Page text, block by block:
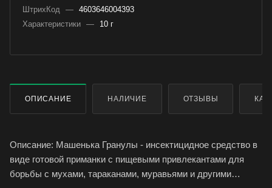
ШтрихКод — 4603646004393
Характеристики — 10 г
ОПИСАНИЕ НАЛИЧИЕ ОТЗЫВЫ
Описание: Машенька Гранулы - инсектицидное средство в
виде готовой приманки с пищевыми привлекантами для
борьбы с мухами, тараканами, муравьями и другими